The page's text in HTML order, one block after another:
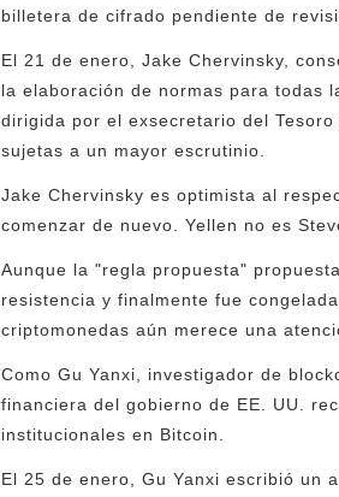
billetera de cifrado pendiente de
El 21 de enero, Jake Chervinsky,
la elaboración de normas para todas
dirigida por el exsecretario del
sujetas a un mayor escrutinio.
Jake Chervinsky es optimista al
comenzar de nuevo. Yellen no es
Aunque la "regla propuesta"
resistencia y finalmente fue
criptomonedas aún merece una
Como Gu Yanxi, investigador de
financiera del gobierno de EE. UU.
institucionales en Bitcoin.
El 25 de enero, Gu Yanxi escribió un